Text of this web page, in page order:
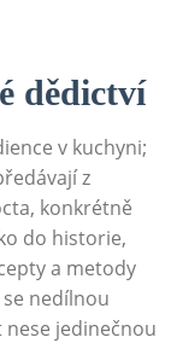
dědictví
​v‌ kuchyni;
z
konkrétně
do historie,
a ⁣metody
nedílnou
⁣jedinečnou‌